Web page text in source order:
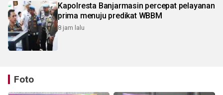
Kapolresta Banjarmasin percepat pelayanan
prima menuju predikat WBBM
8 jam lalu
Foto